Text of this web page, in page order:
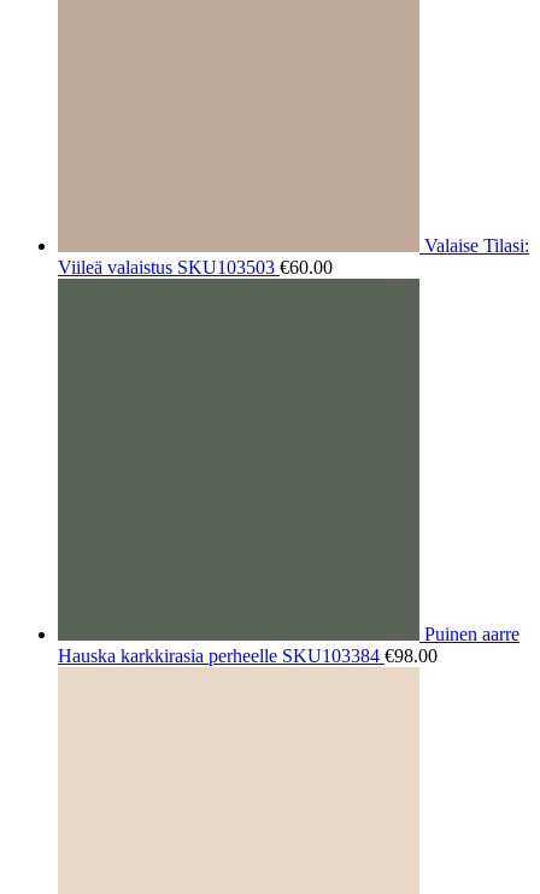
Valaise Tilasi:
Viileä valaistus SKU103503 €60.00
Puinen aarre
Hauska karkkirasia perheelle SKU103384 €98.00